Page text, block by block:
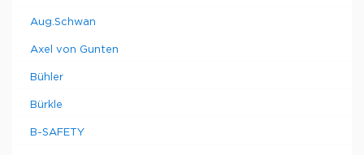
Aug.Schwan
Axel von Gunten
Bühler
Bürkle
B-SAFETY